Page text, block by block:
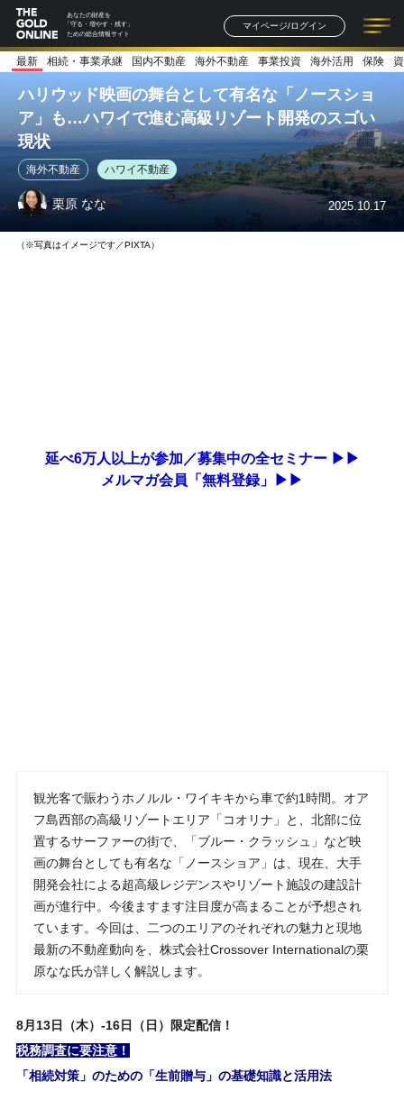
あなたの財産を
「守る・増やす・残す」
ための総合情報サイト
マイページ/ログイン
記事一覧 連載一覧
著者一覧 書籍一覧
最新 相続・事業承継 国内不動産 海外不動産 事業投資 海外活用 保険
ハリウッド映画の舞台として有名な「ノースショ
ア」も…ハワイで進む高級リゾート開発のスゴい
現状
海外不動産 ハワイ不動産
栗原 なな 2025.10.17
（※写真はイメージです／PIXTA）
延べ6万人以上が参加／募集中の全セミナー ▶▶
メルマガ会員「無料登録」▶▶
観光客で賑わうホノルル・ワイキキから車で約1時間。オア
フ島西部の高級リゾートエリア「コオリナ」と、北部に位
置するサーファーの街で、「ブルー・クラッシュ」など映
画の舞台としても有名な「ノースショア」は、現在、大手
開発会社による超高級レジデンスやリゾート施設の建設計
画が進行中。今後ますます注目度が高まることが予想され
ています。今回は、二つのエリアのそれぞれの魅力と現地
最新の不動産動向を、株式会社Crossover Internationalの栗
原なな氏が詳しく解説します。
8月 13日（木）-16日（日）
限定配信！
税務調査に要注意！
「相続対策」のための「生前贈与」の基礎知識と活用法